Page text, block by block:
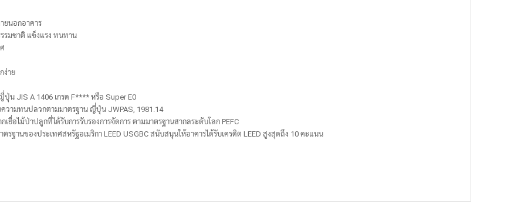
ยนอกอาคาร
รมชาติ แข็งแรง ทนทาน
ง่าย
น JIS A 1406 เกรด F**** หรือ Super E0
วามทนปลวกตามมาตรฐาน ญี่ปุ่น JWPAS, 1981.14
ยื่อไม้ป่าปลูกที่ได้รับการรับรองการจัดการ ตามมาตรฐานสากลระดับโลก PEFC
รฐานของประเทศสหรัฐอเมริกา LEED USGBC สนับสนุนให้อาคารได้รับเครดิต LEED สูงสุดถึง 10 คะแนน